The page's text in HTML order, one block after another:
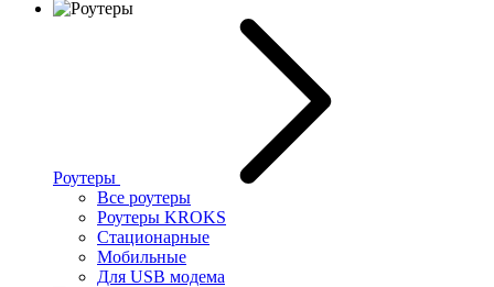
Роутеры
Все роутеры
Роутеры KROKS
Стационарные
Мобильные
Для USB модема